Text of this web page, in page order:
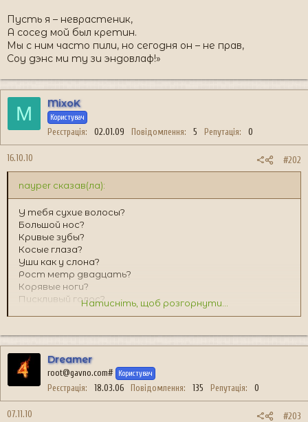
Пусть я – неврастеник,
А сосед мой был кретин.
Мы с ним часто пили, но сегодня он – не прав,
Соу дэнс ми ту зи эндовлаф!»
M MixoK
Користувач
Реєстрація 02.01.09 Повідомлення 5 Репутація 0
16.10.10 #202
nayper сказав(ла):
У тебя сухие волосы?
Большой нос?
Кривые зубы?
Косые глаза?
Уши как у слона?
Рост метр двадцать?
Корявые ноги?
Пискливый голос?
Ты весиш болле двухсот килограм?
Твой единственный друг - это фикус?
ЖГИ ЛЕС МСТИ ПРИРОДЕ!!!!
немножко подправил=) :-[
Натисніть, щоб розгорнути...
Dreamer
root@gavno.com# Користувач
Реєстрація 18.03.06 Повідомлення 135 Репутація 0
07.11.10 #203